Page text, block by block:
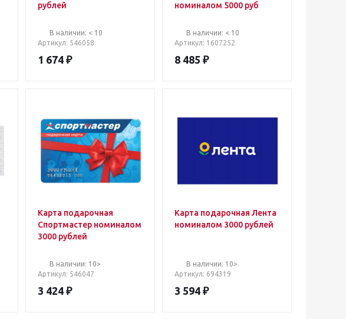
рублей
В наличии: < 10
Артикул: 546058
1 674 ₽
номиналом 5000 руб
В наличии: < 10
Артикул: 1607252
8 485 ₽
Карта подарочная
Спортмастер номиналом
3000 рублей
В наличии: 10>
Артикул: 546047
3 424 ₽
Карта подарочная Лента
номиналом 3000 рублей
В наличии: 10>
Артикул: 694319
3 594 ₽